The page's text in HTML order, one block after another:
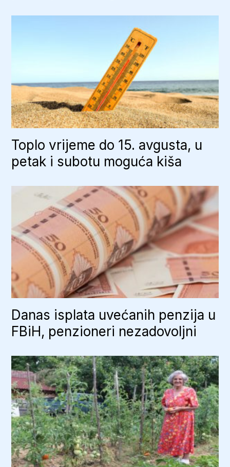
Toplo vrijeme do 15. avgusta, u
petak i subotu moguća kiša
Danas isplata uvećanih penzija u
FBiH, penzioneri nezadovoljni